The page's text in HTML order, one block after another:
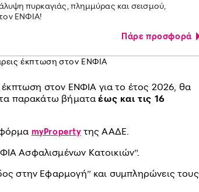
πυρκαγιάς, πλημμύρας και σεισμού,
ΕΝΦΙΑ!
Πάρε προσφορά
έκπτωση στον ΕΝΦΙΑ
έκπτωση στον ΕΝΦΙΑ για το έτος 2026, θα
τα παρακάτω βήματαέως και τις 16
myPropertyτης ΑΑΔΕ.
Ασφαλισμένων Κατοικιών”.
στην Εφαρμογή” και συμπληρώνεις τους